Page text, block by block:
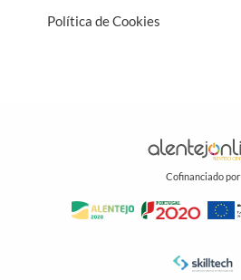
Política de Cookies
Cofinanciado por